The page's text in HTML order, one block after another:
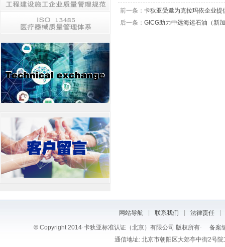
前一条： 卡狄亚受邀为克拉玛依企业提
后一条： GICG助力中远海运石油（新
网站导航 联系我们 法律责任
© Copyright 2014·卡狄亚标准认证（北京）有限公司 版权所有· 备案
通信地址: 北京市朝阳区大郊亭中街2